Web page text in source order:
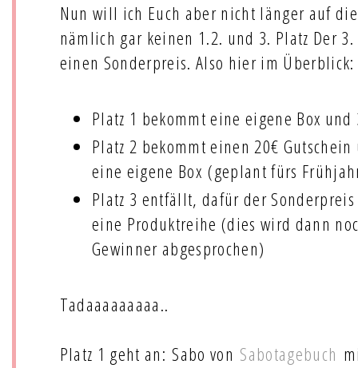
Nun will ich Euch aber nicht länger auf
nämlich gar keinen 1.2. und 3. Platz Der
einen Sonderpreis. Also hier im Überblick:
Platz 1 bekommt eine eigene Box und
Platz 2 bekommt einen 20€
eine eigene Box (geplant fürs
Platz 3 entfällt, dafür der
eine Produktreihe (dies wird dann
Gewinner abgesprochen)
Tadaaaaaaaaa..
Platz 1 geht an: Sabo von Sabotagebuch